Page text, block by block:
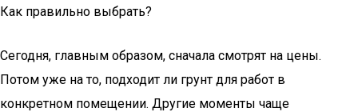
Как правильно выбрать?
Сегодня, главным образом, сначала смотрят на цены.
Потом уже на то, подходит ли грунт для работ в
конкретном помещении. Другие моменты чаще